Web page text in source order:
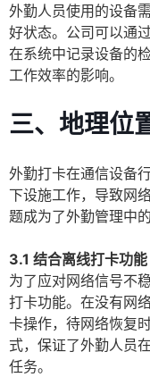
外勤人员使用的设备
好状态。公司可以通
在系统中记录设备的
工作效率的影响。
三、地理位
外勤打卡在通信设备
下设施工作，导致网
题成为了外勤管理中的
3.1 结合离线打卡功能
为了应对网络信号不
打卡功能。在没有网
卡操作，待网络恢复
式，保证了外勤人员
任务。